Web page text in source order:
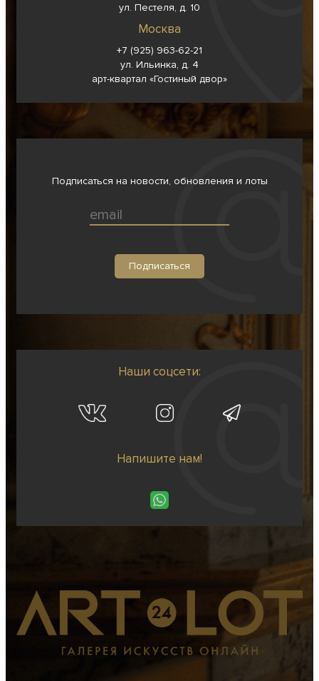
ул. Пестеля, д. 10
Москва
+7 (925) 963-62-21
ул. Ильинка, д. 4
арт-квартал «Гостиный двор»
Подписаться на новости, обновления и лоты
Наши соцсети:
Напишите нам!